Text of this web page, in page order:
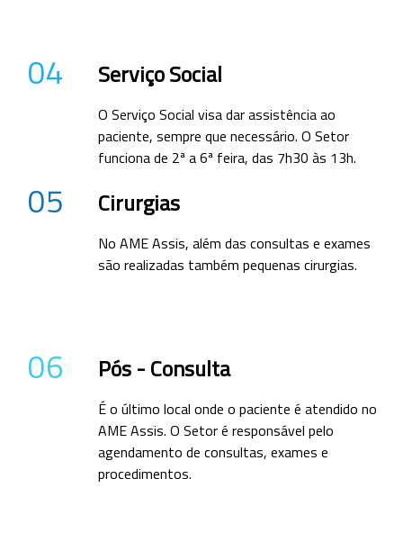
04 Serviço Social
O Serviço Social visa dar assistência ao
paciente, sempre que necessário. O Setor
funciona de 2ª a 6ª feira, das 7h30 às 13h.
05 Cirurgias
No AME Assis, além das consultas e exames
são realizadas também pequenas cirurgias.
06 Pós - Consulta
É o último local onde o paciente é atendido no
AME Assis. O Setor é responsável pelo
agendamento de consultas, exames e
procedimentos.